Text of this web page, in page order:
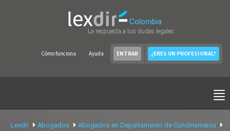
Colombia
La respuesta a tus dudas legales
Cómo funciona Ayuda ENTRAR ¿ERES UN PROFESIONAL?
Lexdir Abogados
Abogados en Departamento de Cundinamarca